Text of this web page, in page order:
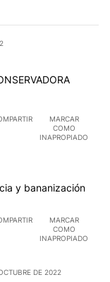
MARCAR
COMO
INAPROPIADO
y bananización
MARCAR
COMO
INAPROPIADO
DE 2022